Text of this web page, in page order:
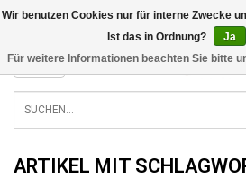
MENU
ARTIKEL MIT
Wir benutzen Cookies nur für interne Zwecke
Ist das in Ordnung?
Ja
Für weitere Informationen beachten Sie bitte